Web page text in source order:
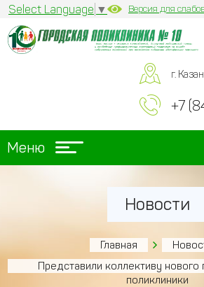
Select Language ▼ Версия для
г.
+7
Меню
Новости
Главная
Представили коллективу нового
поликлиники